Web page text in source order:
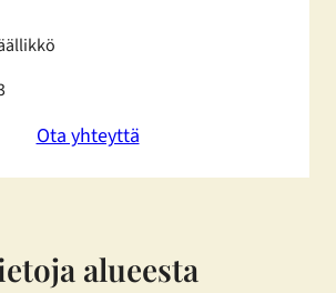
Ota yhteyttä
alueesta